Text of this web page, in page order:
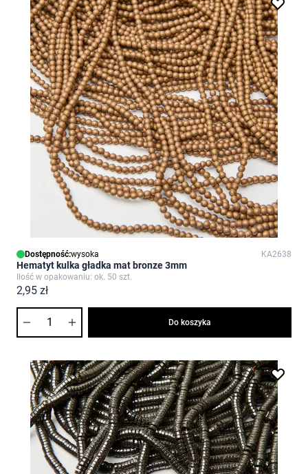
Dostępność:wysoka KA2638
Hematyt kulka gładka mat bronze 3mm
Ilość w opakowaniu: ok. 50 szt.
2,95 zł
Do koszyka